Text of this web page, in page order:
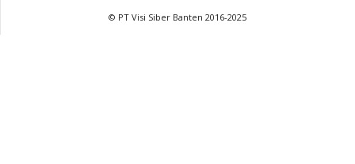
© PT Visi Siber Banten 2016-2025